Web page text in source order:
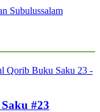
Subulussalam
#23